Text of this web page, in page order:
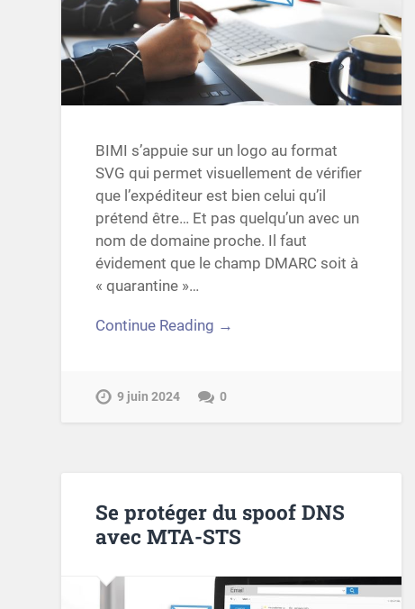
BIMI s’appuie sur un logo au format
SVG qui permet visuellement de vérifier
que l’expéditeur est bien celui qu’il
prétend être… Et pas quelqu’un avec un
nom de domaine proche. Il faut
évidement que le champ DMARC soit à
« quarantine »…
Continue Reading →
9 juin 2024 0
Se protéger du spoof DNS
avec MTA-STS